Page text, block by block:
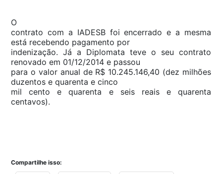
O
contrato com a IADESB foi encerrado e a mesma
está recebendo pagamento por
indenização. Já a Diplomata teve o seu contrato
renovado em 01/12/2014 e passou
para o valor anual de R$ 10.245.146,40 (dez milhões
duzentos e quarenta e cinco
mil cento e quarenta e seis reais e quarenta
centavos).
Compartilhe isso: